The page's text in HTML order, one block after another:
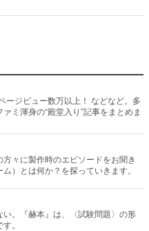
ージビュー数万以上！ などなど。多
ミ渾身の“殿堂入り”記事をまとめま
々に製作時のエピソードをお聞き
）とは何か？を探っていきます。
い。『赫本』は、〈試験問題〉の形
。